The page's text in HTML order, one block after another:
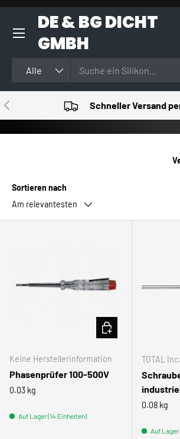
DIREKT ZUM INHALT
DE & BG DICHT
GMBH
Alle
VORHERIGE Schneller Versand
Sortieren nach
Am relevantesten
Keine Herstellerinformation
Phasenprüfer 100-500V
0.03 kg
Auf Lager (14 Einheiten)
IN DEN WARENKORB
TOTAL Inc.
0.08 kg
Auf Lager